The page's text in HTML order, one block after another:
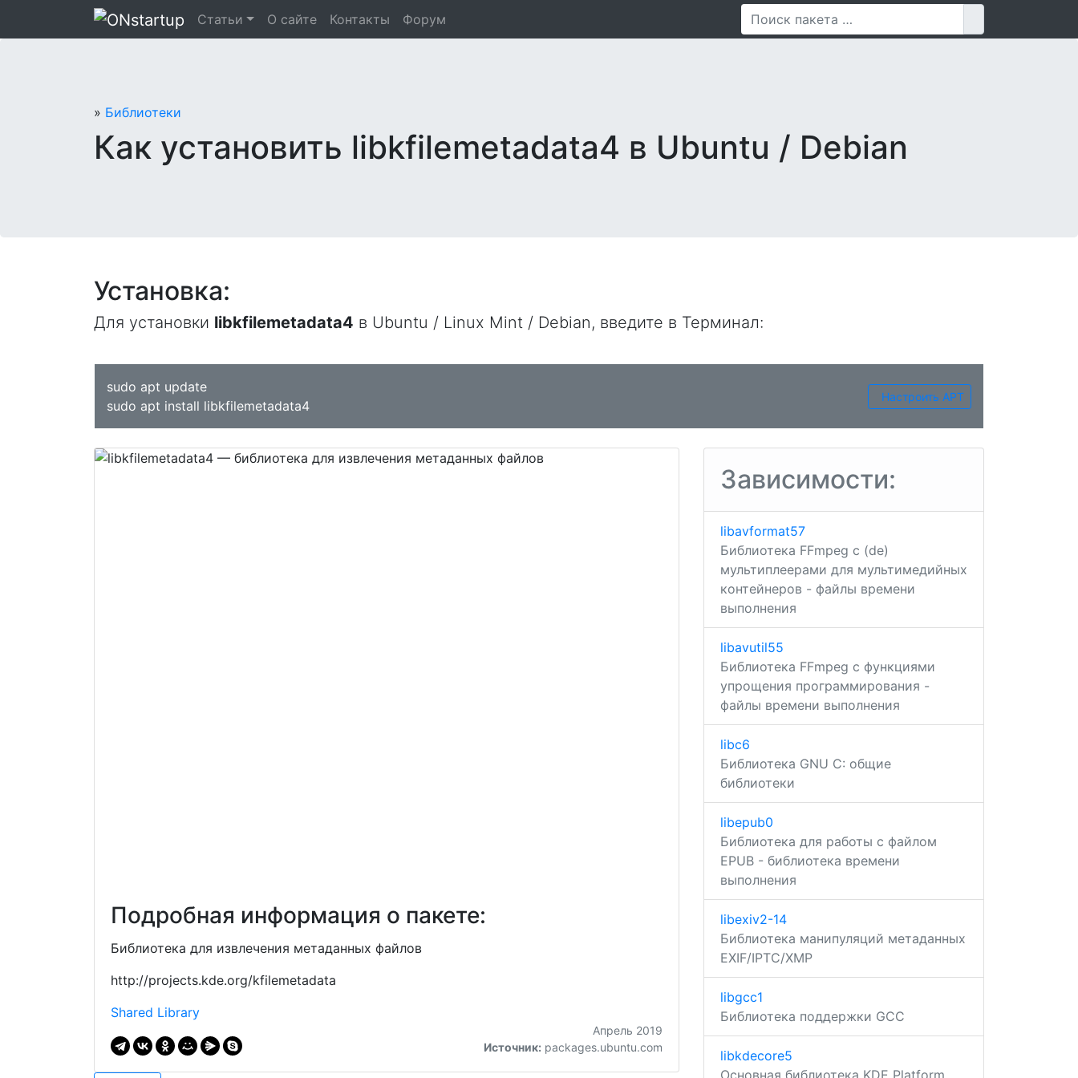
Статьи О сайте Контакты Форум
» Библиотеки
Как установить libkfilemetadata4 в Ubuntu / Debian
Установка:
Для установки libkfilemetadata4 в Ubuntu / Linux Mint / Debian, введите в Терминал:
sudo apt update
sudo apt install libkfilemetadata4
Настроить APT
Подробная информация о пакете:
Библиотека для извлечения метаданных файлов
http://projects.kde.org/kfilemetadata
Shared Library
Апрель 2019
Источник: packages.ubuntu.com
Зависимости:
libavformat57
Библиотека FFmpeg с (de)
мультиплеерами для мультимедийных
контейнеров - файлы времени
выполнения
libavutil55
Библиотека FFmpeg с функциями
упрощения программирования -
файлы времени выполнения
libc6
Библиотека GNU C: общие
библиотеки
libepub0
Библиотека для работы с файлом
EPUB - библиотека времени
выполнения
libexiv2-14
Библиотека манипуляций метаданных
EXIF/IPTC/XMP
libgcc1
Библиотека поддержки GCC
libkdecore5
Основная библиотека KDE Platform